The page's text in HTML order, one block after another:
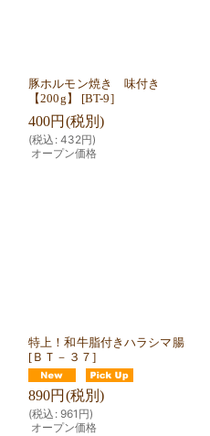
豚ホルモン焼き 味付き
【200g】
[BT-9]
400円 (税別)
(税込 : 432円)
オープン価格
特上！和牛脂付きハラシマ腸
[ ＢＴ－３７ ]
890円 (税別)
(税込 : 961 円)
オープン価格